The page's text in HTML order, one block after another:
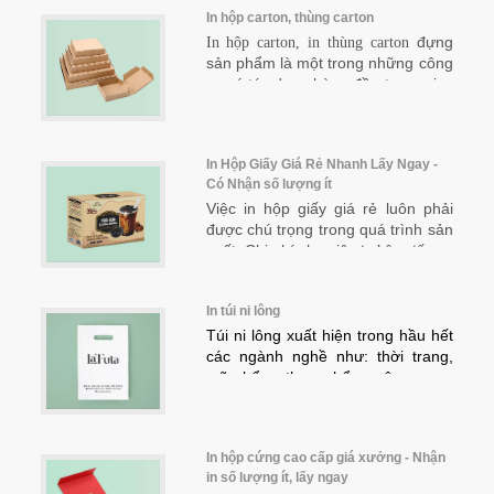
mời bạn cùng đọc bài viết chi tiết từ 2TDesign.
In hộp carton, thùng carton
In hộp carton, in thùng carton đựng
sản phẩm là một trong những công
cụ có tác dụng hàng đầu trong việc
chất lượng hộp chứa đựng sản
phẩm đẹp, sang trọng, bắt mắt sẽ
làm gia tăng giá trị của sản phẩm,
đồng thời kích thích người mua.
In Hộp Giấy Giá Rẻ Nhanh Lấy Ngay -
Có Nhận số lượng ít
Việc in hộp giấy giá rẻ luôn phải
được chú trọng trong quá trình sản
xuất. Chi phí cho việc
in hộp giấy
của doanh nghiệp mới có thể tăng
trưởng tốt nhất.
In túi ni lông
Túi ni lông xuất hiện trong hầu hết
các ngành nghề như: thời trang,
mỹ phẩm, thực phẩm, công nghệ
ngay!
In hộp cứng cao cấp giá xưởng - Nhận
in số lượng ít, lấy ngay